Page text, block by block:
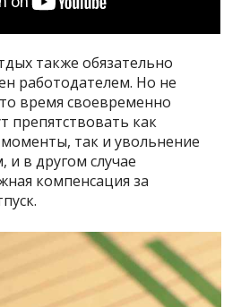
также обязательно
работодателем. Но не
время своевременно
препятствовать как
так и увольнение
и в другом случае
компенсация за